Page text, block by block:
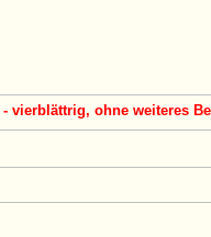
ohne weiteres